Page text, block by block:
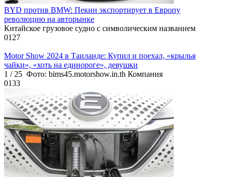
BYD против BMW: Пекин экспортирует в Европу
революцию на авторынке
Китайское грузовое судно с символическим названием
0127
Motor Show 2024 в Таиланде: Купил и поехал, «крылья
чайки», «хоть на единороге», девушки
1 / 25 Фото: bims45.motorshow.in.th Компания
0133